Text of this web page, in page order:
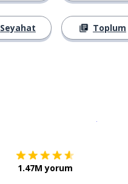
Seyahat Toplum
1.47M yorum